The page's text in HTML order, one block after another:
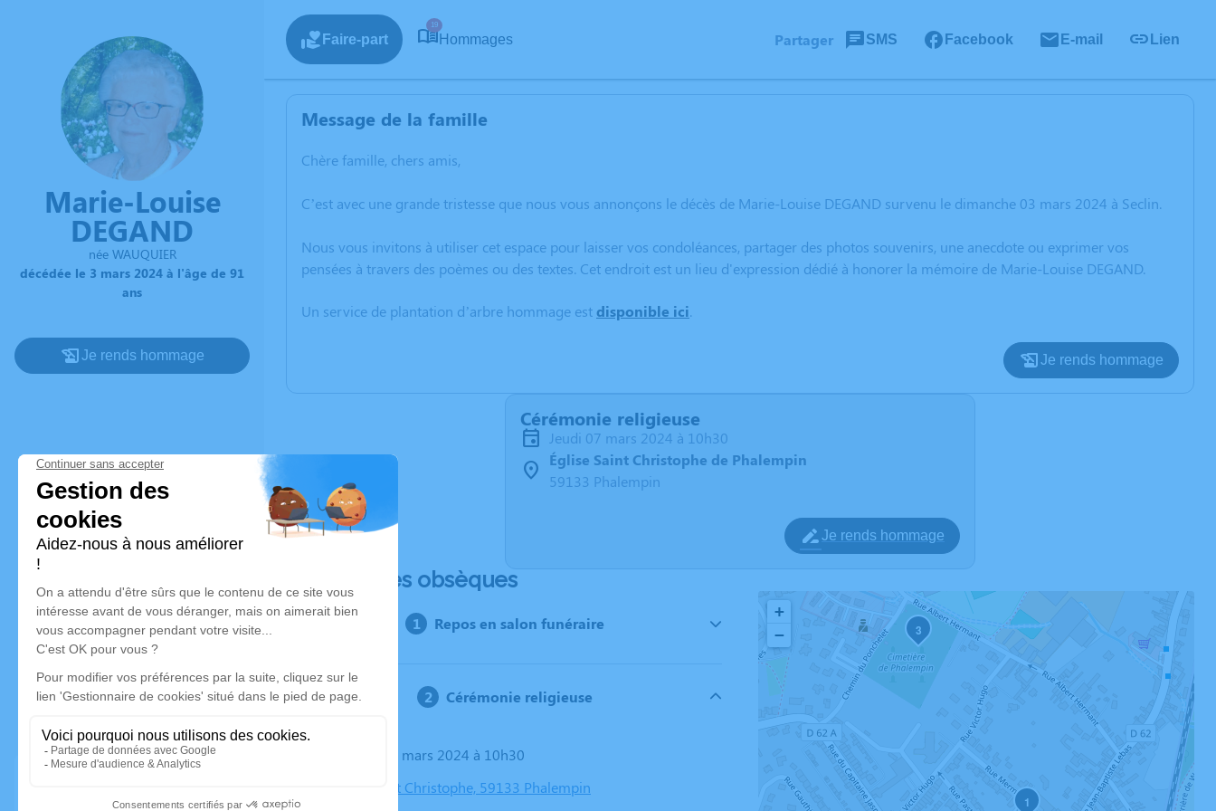
Marie-Louise
DEGAND
née WAUQUIER
décédée le 3 mars 2024 à l'âge de 91
ans
Je rends hommage
Faire-part
19
Hommages Partager SMS Facebook E-mail Lien
Message de la famille
Chère famille, chers amis,
C’est avec une grande tristesse que nous vous annonçons le décès de Marie-Louise DEGAND survenu le dimanche 03 mars 2024 à Seclin.
Nous vous invitons à utiliser cet espace pour laisser vos condoléances, partager des photos souvenirs, une anecdote ou exprimer vos
pensées à travers des poèmes ou des textes. Cet endroit est un lieu d'expression dédié à honorer la mémoire de Marie-Louise DEGAND.
Un service de plantation d’arbre hommage est disponible ici.
Je rends hommage
Cérémonie religieuse
jeudi 07 mars 2024 à 10h30
Église Saint Christophe de Phalempin
59133 Phalempin
Je rends hommage
Déroulé des obsèques
Repos en salon funéraire
Cérémonie religieuse
Le jeudi 07 mars 2024 à 10h30
Église Saint Christophe, 59133 Phalempin
1
3
+
−